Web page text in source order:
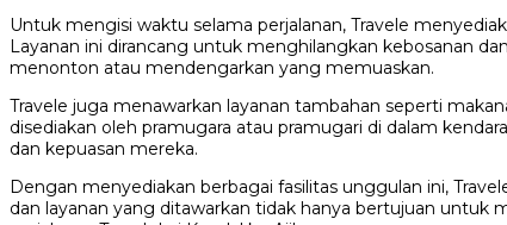
Untuk mengisi waktu selama perjalanan, Travele
Layanan ini dirancang untuk menghilangkan kebosanan
menonton atau mendengarkan yang memuaskan.
Travele juga menawarkan layanan tambahan seperti
disediakan oleh pramugara atau pramugari di dalam
dan kepuasan mereka.
Dengan menyediakan berbagai fasilitas unggulan ini,
dan layanan yang ditawarkan tidak hanya bertujuan